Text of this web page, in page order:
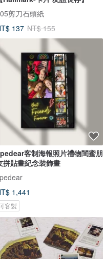
剪刀石頭紙
137 NT$ 155
客制海報照片禮物閨蜜朋
拼貼畫紀念裝飾畫
1,441
客製